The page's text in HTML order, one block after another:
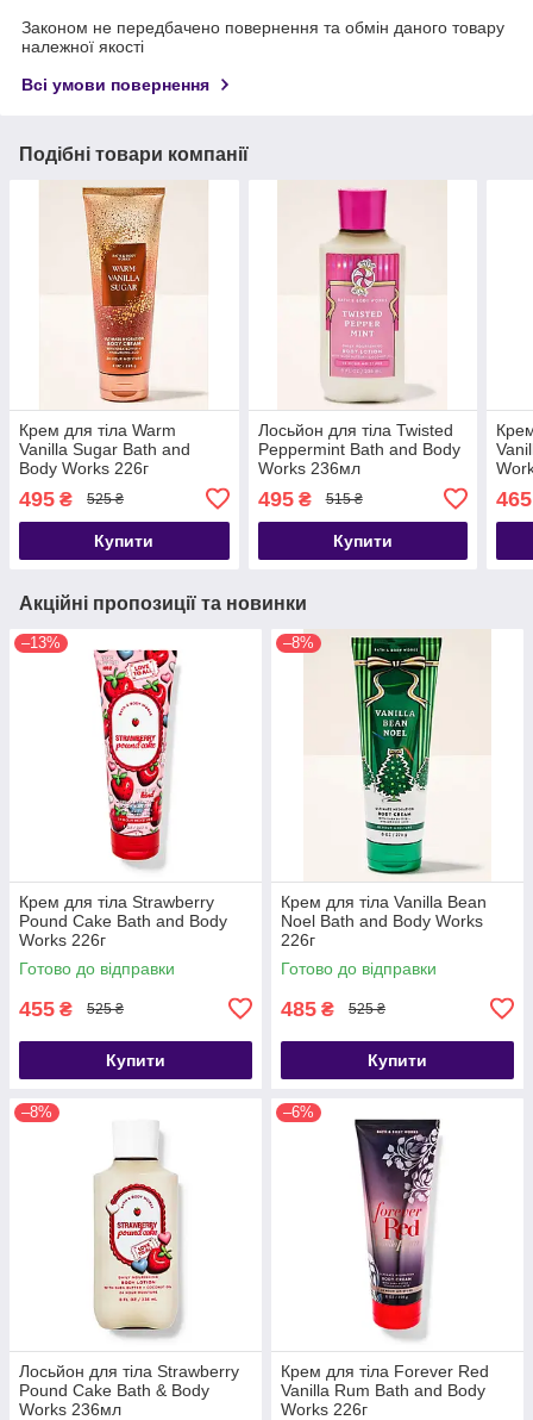
Законом не передбачено повернення та обмін даного товару
належної якості
Всі умови повернення
Подібні товари компанії
Крем для тіла Warm
Vanilla Sugar Bath and
Body Works 226г
495 ₴ 525 ₴
Купити
Лосьйон для тіла Twisted
Peppermint Bath and Body
Works 236мл
495₴ 515 ₴
Купити
465
Акційні пропозиції та новинки
–13%
Крем для тіла Strawberry
Pound Cake Bath and Body
Works 226г
Готово до відправки
455 ₴ 525 ₴
Купити
–8%
Крем для тіла Vanilla Bean
Noel Bath and Body Works
226г
Готово до відправки
485 ₴ 525 ₴
Купити
–8%
Лосьйон для тіла Strawberry
Pound Cake Bath & Body
Works 236мл
–6%
Крем для тіла Forever Red
Vanilla Rum Bath and Body
Works 226г